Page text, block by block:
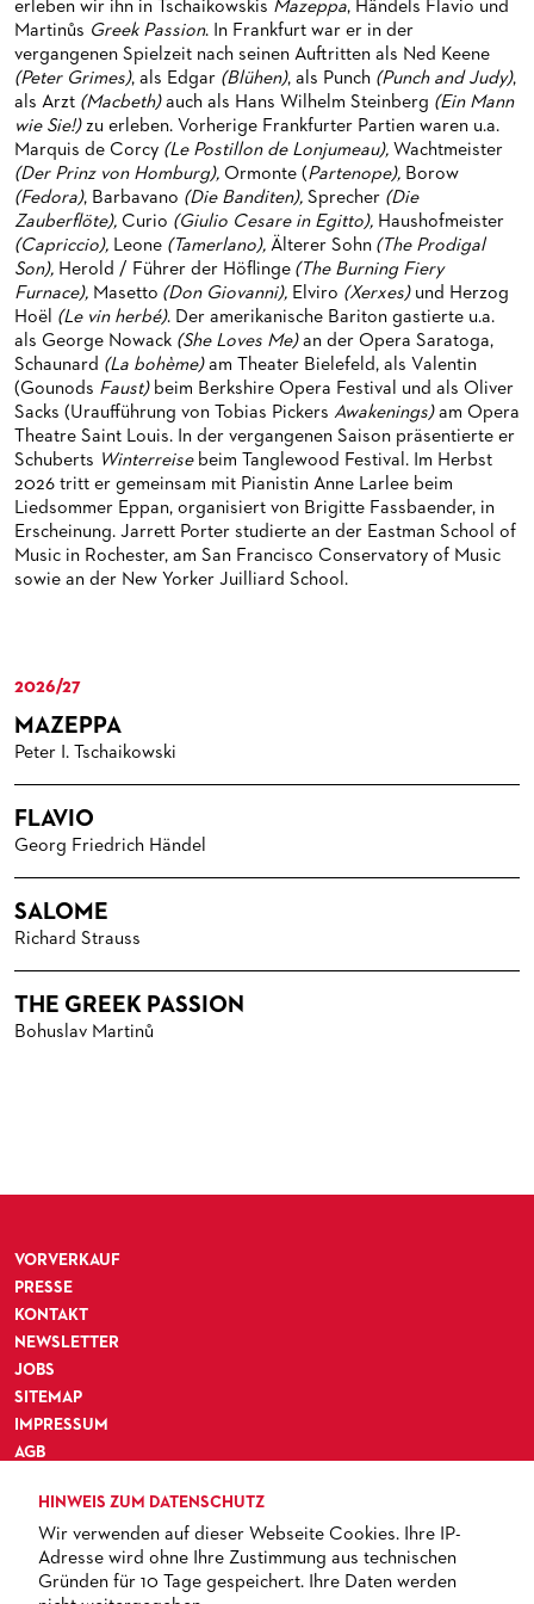
HAPPY NEW EARS
FÜHRUNGEN EXKLUSIV FÜR ABONNENT*INNEN
FRIEDMAN IN DER OPER
SNEAK IN
MUSEUMSUFERFEST 2026
BRÜCHE – DEMORKATIE IN ZEITEN IHRER REGRESSION
SILVESTERFEIER
FÜR ERWACHSENE
FÜR KITAS UND SCHULEN
PRODUKTIONS­TEAMS
DIRIGENTEN / REPETITOREN
OPERNSTUDIO
THEATERLEITUNG
KÜNSTLERISCHER BETRIEB OPER
STÄDTISCHE BÜHNEN FRANKFURT GMBH
ORCHESTER
DAS FRANKFURTER OPERN- UND MUSEUMS­ORCHESTER
GENERAL­MUSIKDIREKTOR
MITGLIEDER DES ORCHESTERS
PAUL-HINDEMITH-ORCHESTER­AKADEMIE
HISTORIE DES ORCHESTERS
STELLEN­ANGEBOTE ORCHESTER UND AKADEMIE
CHOR
KINDERCHOR
PRESSE
KONTAKT
PRESSE­MITTEILUNGEN
PRESSEFOTOS
MATERIALIEN
NEWS
UMBESETZUNGEN
MEDIATHEK
BLOG
BLOG
GRUPPENREISEN
NEWSLETTER
FANSHOP
PUBLIKATIONEN
VERMIETUNGEN
ZUKUNFT UND HISTORIE DER STÄDTISCHEN BÜHNEN
ABONNEMENT
ABONNEMENT-BEDINGUNGEN / INFORMATION
KONTAKT ABO-SERVICE
OPERN-ABOS: GÜNSTIG, FLEXIBEL, EXKLUSIV
OPERNGALA
PARTNER UND SPENDEN
UNSERE PARTNER
PARTNER­ WERDEN
SPENDEN
KOOPERATIONEN
erleben wir ihn in Tschaikowskis Mazeppa, Händels Flavio und
Martinůs Greek Passion. In Frankfurt war er in der
vergangenen Spielzeit nach seinen Auftritten als Ned Keene
(Peter Grimes), als Edgar (Blühen), als Punch (Punch and Judy),
als Arzt (Macbeth)auch als Hans Wilhelm Steinberg (Ein Mann
wie Sie!)zu erleben. Vorherige Frankfurter Partien waren u.a.
Marquis de Corcy (Le Postillon de Lonjumeau), Wachtmeister
(Der Prinz von Homburg), Ormonte (Partenope), Borow
(Fedora), Barbavano (Die Banditen), Sprecher (Die
Zauberflöte), Curio (Giulio Cesare in Egitto), Haushofmeister
(Capriccio), Leone (Tamerlano), Älterer Sohn (The Prodigal
Son), Herold / Führer der Höflinge (The Burning Fiery
Furnace), Masetto (Don Giovanni), Elviro (Xerxes) und Herzog
Hoël (Le vin herbé). Der amerikanische Bariton gastierte u.a.
als George Nowack (She Loves Me)an der Opera Saratoga,
Schaunard (La bohème)am Theater Bielefeld, als Valentin
(Gounods Faust)beim Berkshire Opera Festival und als Oliver
Sacks (Uraufführung von Tobias Pickers Awakenings)am Opera
Theatre Saint Louis. In der vergangenen Saison präsentierte er
Schuberts Winterreisebeim Tanglewood Festival. Im Herbst
2026 tritt er gemeinsam mit Pianistin Anne Larlee beim
Liedsommer Eppan, organisiert von Brigitte Fassbaender, in
Erscheinung. Jarrett Porter studierte an der Eastman School of
Music in Rochester, am San Francisco Conservatory of Music
sowie an der New Yorker Juilliard School.
2026/27
MAZEPPA
Peter I. Tschaikowski
FLAVIO
Georg Friedrich Händel
SALOME
Richard Strauss
THE GREEK PASSION
Bohuslav Martinů
VORVERKAUF
PRESSE
KONTAKT
NEWSLETTER
JOBS
SITEMAP
IMPRESSUM
AGB
BARRIEREFREIHEIT
HINWEIS ZUM DATENSCHUTZ
Wir verwenden auf dieser Webseite Cookies. Ihre IP-
Adresse wird ohne Ihre Zustimmung aus technischen
Gründen für 10 Tage gespeichert. Ihre Daten werden